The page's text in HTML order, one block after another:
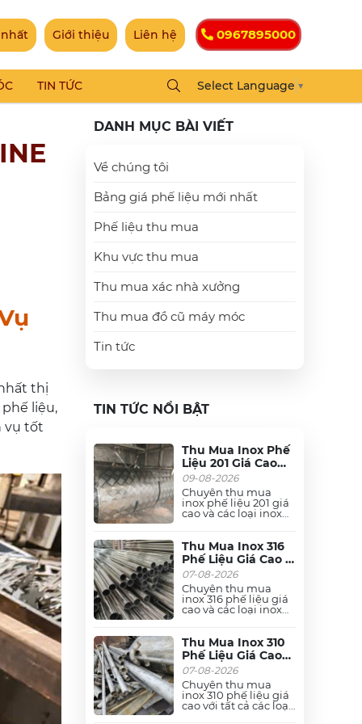
Giới thiệu Liên hệ 0967895000
TIN TỨC Select Language ▼
thị
liệu,
vụ tốt
DANH MỤC BÀI VIẾT
Về chúng tôi
Bảng giá phế liệu mới nhất
Phế liệu thu mua
Khu vực thu mua
Thu mua xác nhà xưởng
Thu mua đồ cũ máy móc
Tin tức
TIN TỨC NỔI BẬT
Thu Mua Inox Phế
Liệu 201 Giá Cao
Toàn Quốc - Thu
Mua Tận Nơi
09-08-2026
Chuyên thu mua
inox phế liệu 201 giá
cao và các loại inox
từ công trình, nhà
máy, xí nghiệp và các
khu công nghiệp
trên khắp mọi miền
tổ quốc. Thu mua tận
nơi, thanh toán
nhanh. Liên hệ ngay.
Thu Mua Inox 316
Phế Liệu Giá Cao -
Thu Mua Tận Nơi
24/7
07-08-2026
Chuyên thu mua
inox 316 phế liệu giá
cao và các loại inox
từ công trình, nhà
máy, xí nghiệp và các
khu công nghiệp
trên khắp mọi miền
tổ quốc. Thu mua tận
nơi, thanh toán
nhanh. Liên hệ ngay.
Thu Mua Inox 310
Phế Liệu Giá Cao
Toàn Quốc - Tận
Nơi, Báo Giá Ngay
07-08-2026
Chuyên thu mua
inox 310 phế liệu giá
cao với tất cả các loại